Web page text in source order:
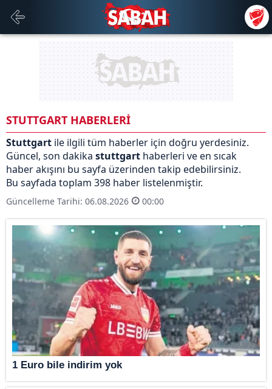
STUTTGART HABERLERİ
Stuttgart ile ilgili tüm haberler için doğru yerdesiniz.
Güncel, son dakika stuttgart haberleri ve en sıcak
haber akışını bu sayfa üzerinden takip edebilirsiniz.
Bu sayfada toplam 398 haber listelenmiştir.
Güncelleme Tarihi: 06.08.2026 00:00
1 Euro bile indirim yok